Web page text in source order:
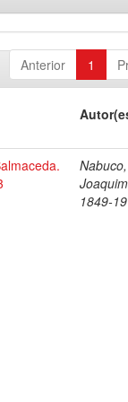
Anterior 1
Nabuco,
1849-